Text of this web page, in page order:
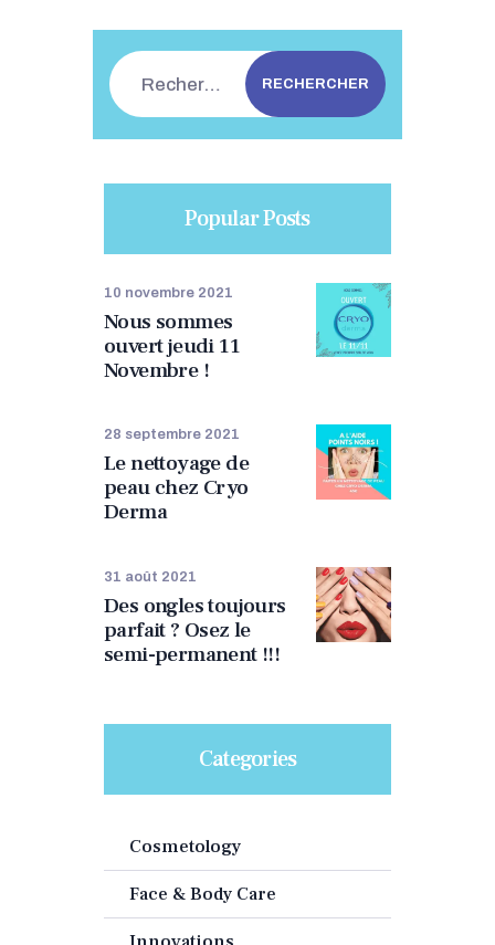
Rechercher :
Popular Posts
Nous sommes
ouvert jeudi 11
Novembre !
10 novembre 2021
Le nettoyage de
peau chez Cryo
Derma
28 septembre 2021
Des ongles toujours
parfait ? Osez le
semi-permanent !!!
31 août 2021
Categories
Cosmetology
Face & Body Care